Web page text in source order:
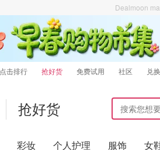
Dealmoon
点击排行 抢好货 免费试用 社区 兑
抢好货
彩妆 个人护理 服饰 女